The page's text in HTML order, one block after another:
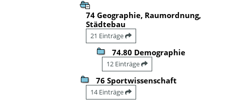
74 Geographie, Raumordnung,
Städtebau
21 Einträge
74.80 Demographie
12 Einträge
76 Sportwissenschaft
14 Einträge